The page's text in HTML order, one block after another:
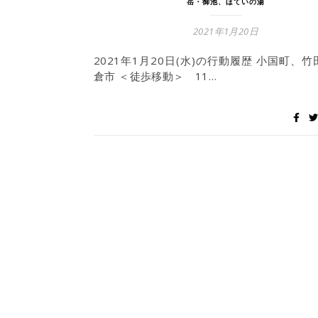
2021年1月20日
2021年1月20日(水)の行動履歴 小国町、竹
倉市 ＜徒歩移動＞ 11…